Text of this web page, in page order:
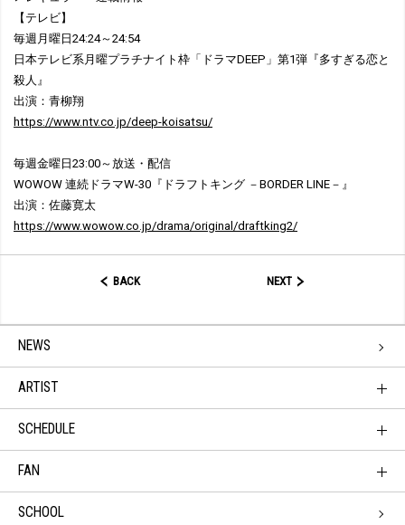
【テレビ】
毎週月曜日24:24～24:54
日本テレビ系月曜プラチナイト枠「ドラマDEEP」第1弾『多すぎる恋と
殺人』
出演：青柳翔
https://www.ntv.co.jp/deep-koisatsu/
毎週金曜日23:00～放送・配信
WOWOW 連続ドラマW-30『ドラフトキング －BORDER LINE－』
出演：佐藤寛太
https://www.wowow.co.jp/drama/original/draftking2/
BACK NEXT
NEWS
ARTIST
SCHEDULE
FAN
SCHOOL